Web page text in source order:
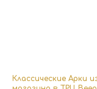
Классические Арки